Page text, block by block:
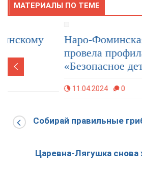
МАТЕРИАЛЫ ПО ТЕМЕ
Наро-Фоминская
провела
«Безопасное детство»
0
Собирай правильные
Царевна-Лягушка снова